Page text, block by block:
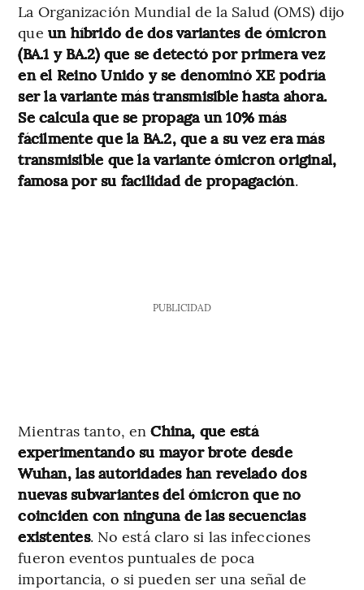
La Organización Mundial de la Salud (OMS) dijo
que un híbrido de dos variantes de ómicron
(BA.1 y BA.2) que se detectó por primera vez
en el Reino Unido y se denominó XE podría
ser la variante más transmisible hasta ahora.
Se calcula que se propaga un 10% más
fácilmente que la BA.2, que a su vez era más
transmisible que la variante ómicron original,
famosa por su facilidad de propagación.
PUBLICIDAD
Mientras tanto, enChina, que está
experimentando su mayor brote desde
Wuhan, las autoridades han revelado dos
nuevas subvariantes del ómicron que no
coinciden con ninguna de las secuencias
existentes. No está claro si las infecciones
fueron eventos puntuales de poca
importancia, o si pueden ser una señal de